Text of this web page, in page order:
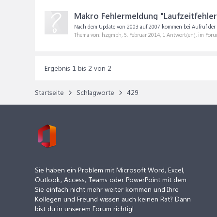
Makro Fehlermeldung
Nach dem Update von 2003 auf 2007 kommen bei Aufruf
Thema von: hzgmbh, 5. Februar 2014, 1 Antwort(en), im
Ergebnis 1 bis 2 von 2
Startseite Schlagworte 429
Sie haben ein Problem mit Microsoft Word, Excel,
Outlook, Access, Teams oder PowerPoint mit dem
Sie einfach nicht mehr weiter kommen und Ihre
Kollegen und Freund wissen auch keinen Rat? Dann
bist du in unserem Forum richtig!